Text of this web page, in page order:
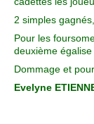
2 simples
Pour les
deuxième égalise
Dommage et
Evelyne